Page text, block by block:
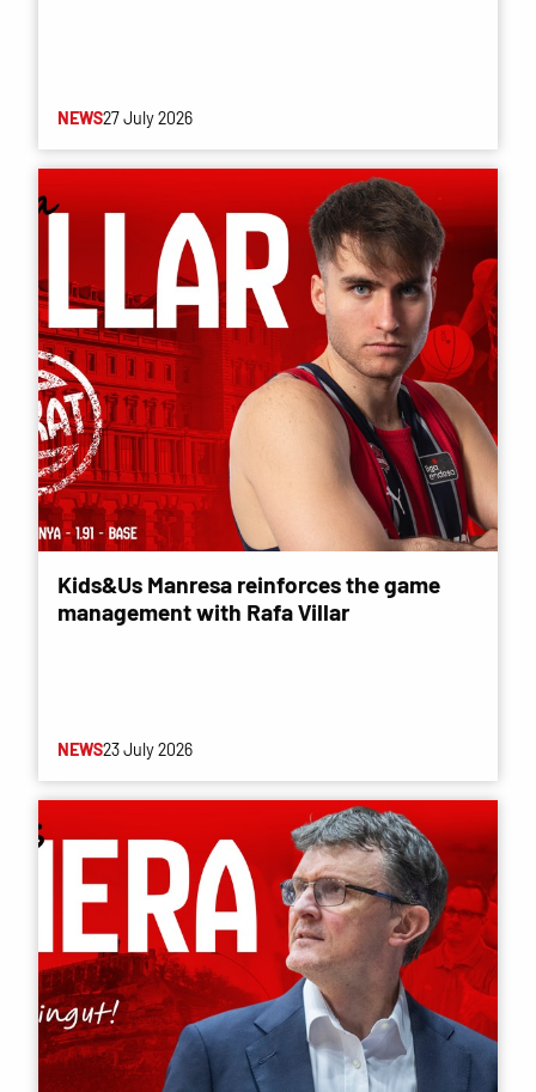
NEWS27 July 2026
Kids&Us Manresa reinforces the game
management with Rafa Villar
NEWS23 July 2026